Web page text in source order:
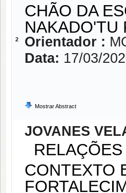
2
CHÃO DA
NAKADO'TU
Orientador :
Data: 17/03/
Mostrar Abstract
JOVANES
CONTEXTO